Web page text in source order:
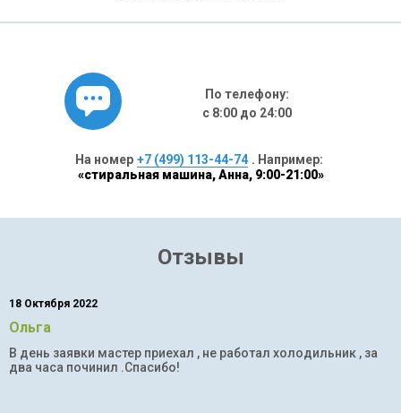
По телефону:
с 8:00 до 24:00
На номер +7 (499) 113-44-74 . Например:
«стиральная машина, Анна, 9:00-21:00»
Отзывы
18 Октября 2022
Ольга
В день заявки мастер приехал , не работал холодильник , за
два часа починил .Спасибо!